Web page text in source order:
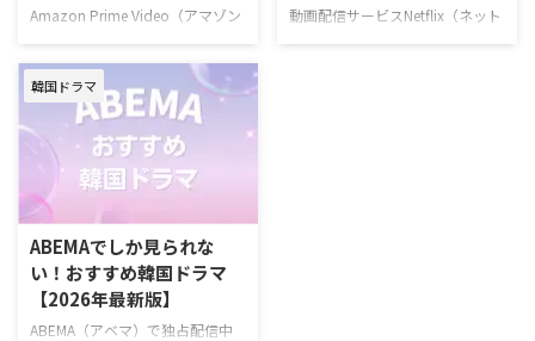
ていく甘酸っぱくも現実的なロマ
ンドン 脚本チョン・ウンビ キャ
ストフ …
ナムグン・ミン、イ・ソル、キ
Amazon Prime Video（アマゾン
プライム・ビデオ）で配信予定の
韓国ドラマを一挙ご紹介！（随時
更新） Amazonプライムビデオ
で2026年6月に配信する韓国作品
『残念ながら明日も出勤です！』
2026年6月22日（月）スタート
ソ・イングク主演！ 日常の倦怠
期に悩む会社員と冷徹な上司が仕
事と恋のときめきを取り戻してい
く、共感必至のオフィスロマン
ス。 >>『残念ながら明日も出勤
です！』詳細 ＼新規なら30日間
無料！／ 『残念ながら明日も出
動画配信サービスNetflix（ネット
フリックス）で配信予定の新作・
韓国ドラマ
ABEMAでしか見られな
い！おすすめ韓国ドラマ
【2026年最新版】
ABEMA（アベマ）で独占配信中